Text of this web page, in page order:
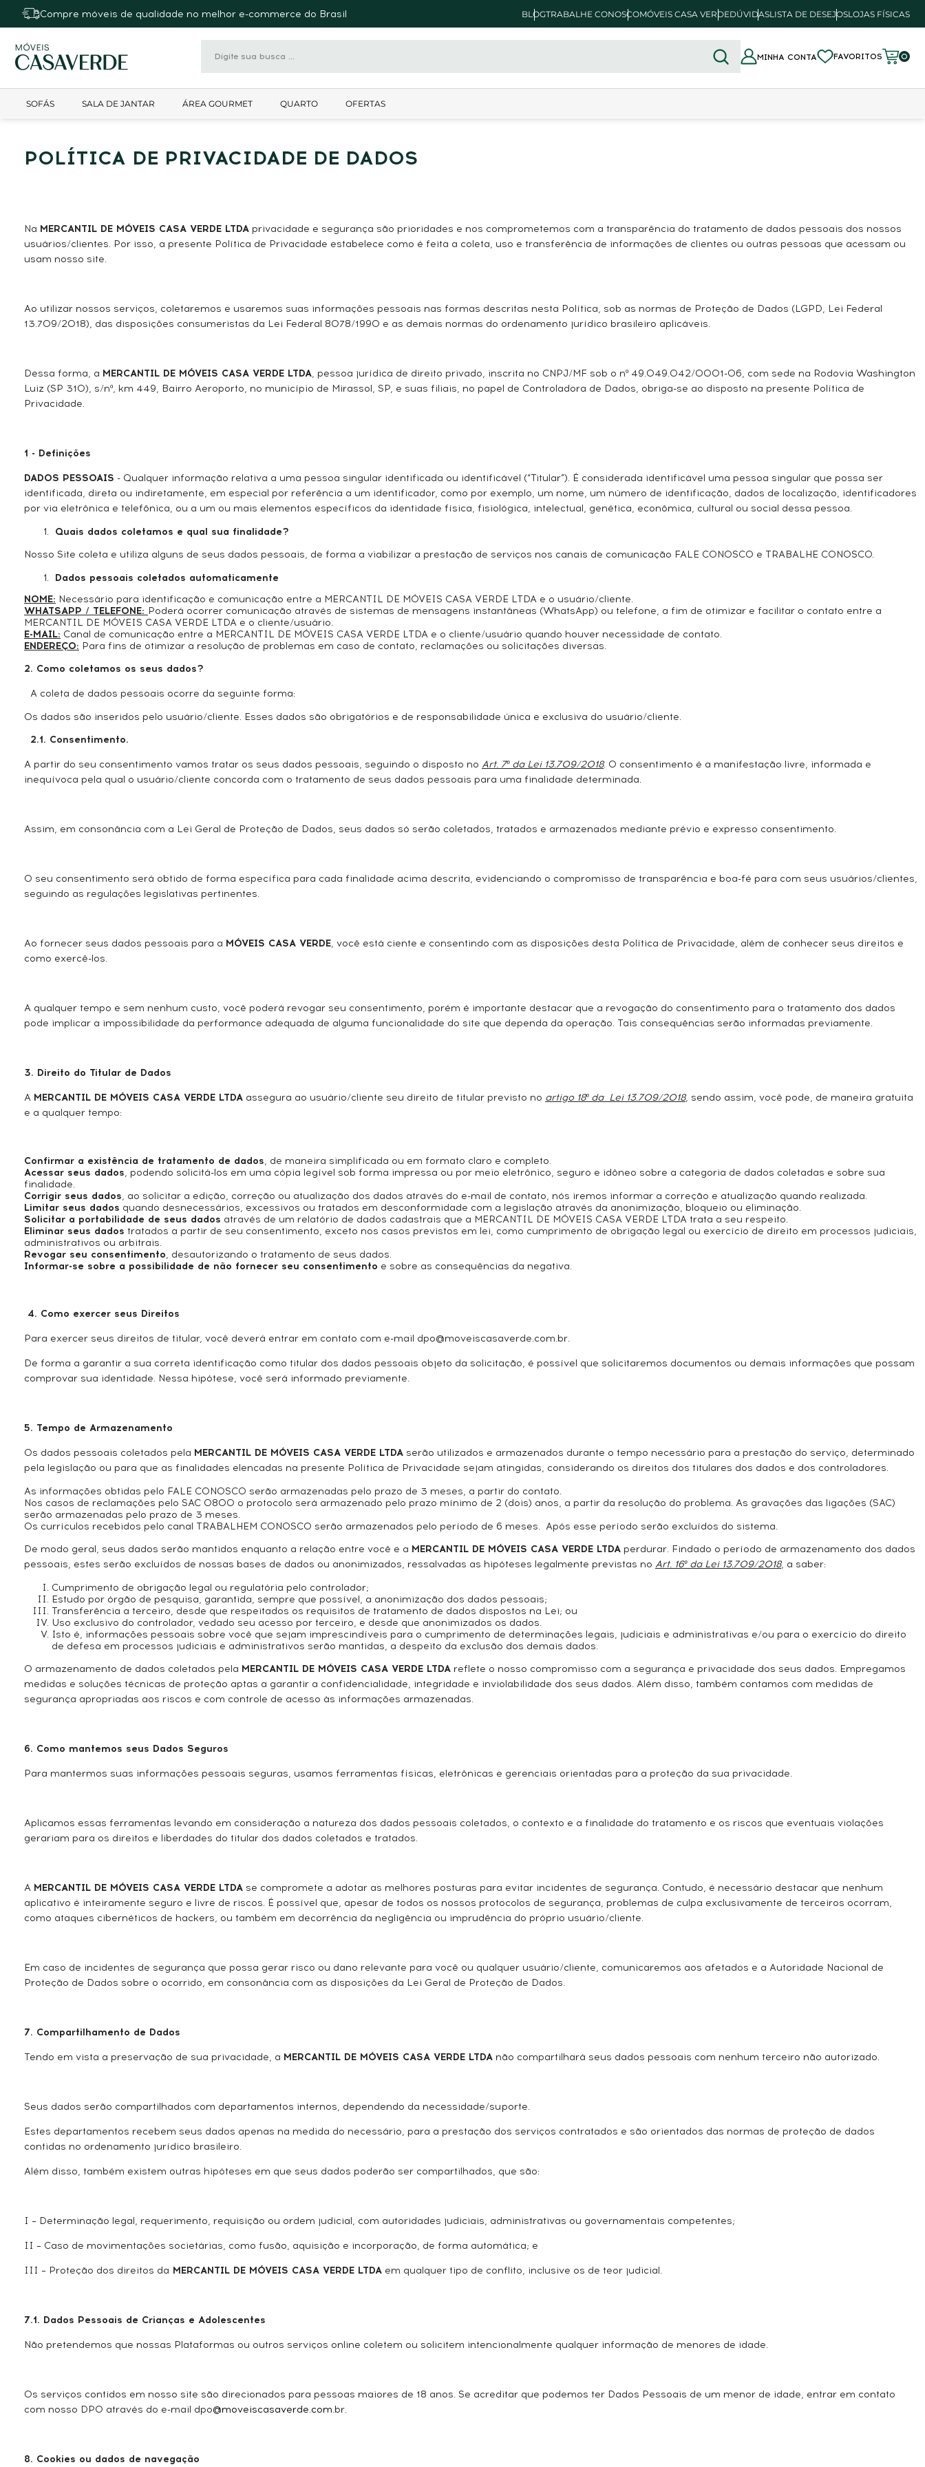
Compre móveis de qualidade no melhor e-commerce do Brasil BLOGTRABALHE CONOSCOMÓVEIS CASA VERDEDÚVIDASLISTA DE DESEJOSLOJAS FÍSICAS
MINHA CONTA FAVORITOS 0
SOFÁS SALA DE JANTAR ÁREA GOURMET QUARTO OFERTAS
POLÍTICA DE PRIVACIDADE DE DADOS
Na MERCANTIL DE MÓVEIS CASA VERDE LTDA privacidade e segurança são prioridades e nos comprometemos com a transparência do tratamento de dados pessoais dos nossos
usuários/clientes. Por isso, a presente Política de Privacidade estabelece como é feita a coleta, uso e transferência de informações de clientes ou outras pessoas que acessam ou
usam nosso site.
Ao utilizar nossos serviços, coletaremos e usaremos suas informações pessoais nas formas descritas nesta Política, sob as normas de Proteção de Dados (LGPD, Lei Federal
13.709/2018), das disposições consumeristas da Lei Federal 8078/1990 e as demais normas do ordenamento jurídico brasileiro aplicáveis.
Dessa forma, a MERCANTIL DE MÓVEIS CASA VERDE LTDA, pessoa jurídica de direito privado, inscrita no CNPJ/MF sob o nº 49.049.042/0001-06, com sede na Rodovia Washington
Luiz (SP 310), s/nº, km 449, Bairro Aeroporto, no município de Mirassol, SP, e suas filiais, no papel de Controladora de Dados, obriga-se ao disposto na presente Política de
Privacidade.
1 - Definições
DADOS PESSOAIS - Qualquer informação relativa a uma pessoa singular identificada ou identificável (“Titular”). É considerada identificável uma pessoa singular que possa ser
identificada, direta ou indiretamente, em especial por referência a um identificador, como por exemplo, um nome, um número de identificação, dados de localização, identificadores
por via eletrônica e telefônica, ou a um ou mais elementos específicos da identidade física, fisiológica, intelectual, genética, econômica, cultural ou social dessa pessoa.
Quais dados coletamos e qual sua finalidade?
Nosso Site coleta e utiliza alguns de seus dados pessoais, de forma a viabilizar a prestação de serviços nos canais de comunicação FALE CONOSCO e TRABALHE CONOSCO.
Dados pessoais coletados automaticamente
NOME: Necessário para identificação e comunicação entre a MERCANTIL DE MÓVEIS CASA VERDE LTDA e o usuário/cliente.
WHATSAPP / TELEFONE: Poderá ocorrer comunicação através de sistemas de mensagens instantâneas (WhatsApp) ou telefone, a fim de otimizar e facilitar o contato entre a
MERCANTIL DE MÓVEIS CASA VERDE LTDA e o cliente/usuário.
E-MAIL: Canal de comunicação entre a MERCANTIL DE MÓVEIS CASA VERDE LTDA e o cliente/usuário quando houver necessidade de contato.
ENDEREÇO: Para fins de otimizar a resolução de problemas em caso de contato, reclamações ou solicitações diversas.
2. Como coletamos os seus dados?
A coleta de dados pessoais ocorre da seguinte forma:
Os dados são inseridos pelo usuário/cliente. Esses dados são obrigatórios e de responsabilidade única e exclusiva do usuário/cliente.
2.1. Consentimento.
A partir do seu consentimento vamos tratar os seus dados pessoais, seguindo o disposto no Art. 7º da Lei 13.709/2018. O consentimento é a manifestação livre, informada e
inequívoca pela qual o usuário/cliente concorda com o tratamento de seus dados pessoais para uma finalidade determinada.
Assim, em consonância com a Lei Geral de Proteção de Dados, seus dados só serão coletados, tratados e armazenados mediante prévio e expresso consentimento.
O seu consentimento será obtido de forma específica para cada finalidade acima descrita, evidenciando o compromisso de transparência e boa-fé para com seus usuários/clientes,
seguindo as regulações legislativas pertinentes.
Ao fornecer seus dados pessoais para a MÓVEIS CASA VERDE, você está ciente e consentindo com as disposições desta Política de Privacidade, além de conhecer seus direitos e
como exercê-los.
A qualquer tempo e sem nenhum custo, você poderá revogar seu consentimento, porém é importante destacar que a revogação do consentimento para o tratamento dos dados
pode implicar a impossibilidade da performance adequada de alguma funcionalidade do site que dependa da operação. Tais consequências serão informadas previamente.
3. Direito do Titular de Dados
A MERCANTIL DE MÓVEIS CASA VERDE LTDA assegura ao usuário/cliente seu direito de titular previsto no artigo 18º da Lei 13.709/2018, sendo assim, você pode, de maneira gratuita
e a qualquer tempo:
Confirmar a existência de tratamento de dados, de maneira simplificada ou em formato claro e completo.
Acessar seus dados, podendo solicitá-los em uma cópia legível sob forma impressa ou por meio eletrônico, seguro e idôneo sobre a categoria de dados coletadas e sobre sua
finalidade.
Corrigir seus dados, ao solicitar a edição, correção ou atualização dos dados através do e-mail de contato, nós iremos informar a correção e atualização quando realizada.
Limitar seus dados quando desnecessários, excessivos ou tratados em desconformidade com a legislação através da anonimização, bloqueio ou eliminação.
Solicitar a portabilidade de seus dados através de um relatório de dados cadastrais que a MERCANTIL DE MÓVEIS CASA VERDE LTDA trata a seu respeito.
Eliminar seus dados tratados a partir de seu consentimento, exceto nos casos previstos em lei, como cumprimento de obrigação legal ou exercício de direito em processos judiciais,
administrativos ou arbitrais.
Revogar seu consentimento, desautorizando o tratamento de seus dados.
Informar-se sobre a possibilidade de não fornecer seu consentimento e sobre as consequências da negativa.
4. Como exercer seus Direitos
Para exercer seus direitos de titular, você deverá entrar em contato com e-mail dpo@moveiscasaverde.com.br.
De forma a garantir a sua correta identificação como titular dos dados pessoais objeto da solicitação, é possível que solicitaremos documentos ou demais informações que possam
comprovar sua identidade. Nessa hipótese, você será informado previamente.
5. Tempo de Armazenamento
Os dados pessoais coletados pela MERCANTIL DE MÓVEIS CASA VERDE LTDA serão utilizados e armazenados durante o tempo necessário para a prestação do serviço, determinado
pela legislação ou para que as finalidades elencadas na presente Política de Privacidade sejam atingidas, considerando os direitos dos titulares dos dados e dos controladores.
As informações obtidas pelo FALE CONOSCO serão armazenadas pelo prazo de 3 meses, a partir do contato.
Nos casos de reclamações pelo SAC 0800 o protocolo será armazenado pelo prazo mínimo de 2 (dois) anos, a partir da resolução do problema. As gravações das ligações (SAC)
serão armazenadas pelo prazo de 3 meses.
Os currículos recebidos pelo canal TRABALHEM CONOSCO serão armazenados pelo período de 6 meses. Após esse período serão excluídos do sistema.
De modo geral, seus dados serão mantidos enquanto a relação entre você e a MERCANTIL DE MÓVEIS CASA VERDE LTDA perdurar. Findado o período de armazenamento dos dados
pessoais, estes serão excluídos de nossas bases de dados ou anonimizados, ressalvadas as hipóteses legalmente previstas no Art. 16º da Lei 13.709/2018, a saber:
Cumprimento de obrigação legal ou regulatória pelo controlador;
Estudo por órgão de pesquisa, garantida, sempre que possível, a anonimização dos dados pessoais;
Transferência a terceiro, desde que respeitados os requisitos de tratamento de dados dispostos na Lei; ou
Uso exclusivo do controlador, vedado seu acesso por terceiro, e desde que anonimizados os dados.
Isto é, informações pessoais sobre você que sejam imprescindíveis para o cumprimento de determinações legais, judiciais e administrativas e/ou para o exercício do direito
de defesa em processos judiciais e administrativos serão mantidas, a despeito da exclusão dos demais dados.
O armazenamento de dados coletados pela MERCANTIL DE MÓVEIS CASA VERDE LTDA reflete o nosso compromisso com a segurança e privacidade dos seus dados. Empregamos
medidas e soluções técnicas de proteção aptas a garantir a confidencialidade, integridade e inviolabilidade dos seus dados. Além disso, também contamos com medidas de
segurança apropriadas aos riscos e com controle de acesso às informações armazenadas.
6. Como mantemos seus Dados Seguros
Para mantermos suas informações pessoais seguras, usamos ferramentas físicas, eletrônicas e gerenciais orientadas para a proteção da sua privacidade.
Aplicamos essas ferramentas levando em consideração a natureza dos dados pessoais coletados, o contexto e a finalidade do tratamento e os riscos que eventuais violações
gerariam para os direitos e liberdades do titular dos dados coletados e tratados.
A MERCANTIL DE MÓVEIS CASA VERDE LTDA se compromete a adotar as melhores posturas para evitar incidentes de segurança. Contudo, é necessário destacar que nenhum
aplicativo é inteiramente seguro e livre de riscos. É possível que, apesar de todos os nossos protocolos de segurança, problemas de culpa exclusivamente de terceiros ocorram,
como ataques cibernéticos de hackers, ou também em decorrência da negligência ou imprudência do próprio usuário/cliente.
Em caso de incidentes de segurança que possa gerar risco ou dano relevante para você ou qualquer usuário/cliente, comunicaremos aos afetados e a Autoridade Nacional de
Proteção de Dados sobre o ocorrido, em consonância com as disposições da Lei Geral de Proteção de Dados.
7. Compartilhamento de Dados
Tendo em vista a preservação de sua privacidade, a MERCANTIL DE MÓVEIS CASA VERDE LTDA não compartilhará seus dados pessoais com nenhum terceiro não autorizado.
Seus dados serão compartilhados com departamentos internos, dependendo da necessidade/suporte.
Estes departamentos recebem seus dados apenas na medida do necessário, para a prestação dos serviços contratados e são orientados das normas de proteção de dados
contidas no ordenamento jurídico brasileiro.
Além disso, também existem outras hipóteses em que seus dados poderão ser compartilhados, que são:
I – Determinação legal, requerimento, requisição ou ordem judicial, com autoridades judiciais, administrativas ou governamentais competentes;
II – Caso de movimentações societárias, como fusão, aquisição e incorporação, de forma automática; e
III – Proteção dos direitos da MERCANTIL DE MÓVEIS CASA VERDE LTDA em qualquer tipo de conflito, inclusive os de teor judicial.
7.1. Dados Pessoais de Crianças e Adolescentes
Não pretendemos que nossas Plataformas ou outros serviços online coletem ou solicitem intencionalmente qualquer informação de menores de idade.
Os serviços contidos em nosso site são direcionados para pessoas maiores de 18 anos. Se acreditar que podemos ter Dados Pessoais de um menor de idade, entrar em contato
com nosso DPO através do e-mail dpo@moveiscasaverde.com.br.
8. Cookies ou dados de navegação